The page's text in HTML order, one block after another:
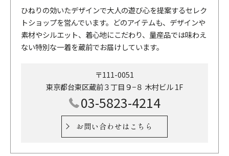
ひねりの効いたデザインで大人の遊び心を提案するセレク
トショップを営んでいます。どのアイテムも、デザインや
素材やシルエット、着心地にこだわり、量産品では味わえ
ない特別な一着を蔵前でお届けしています。
〒111-0051
東京都台東区蔵前３丁目９−８ 木村ビル 1F
03-5823-4214
お問い合わせはこちら